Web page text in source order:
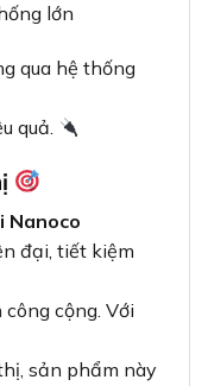
lớn
qua hệ thống
quả.
Nanoco
đại, tiết kiệm
cộng. Với
sản phẩm này